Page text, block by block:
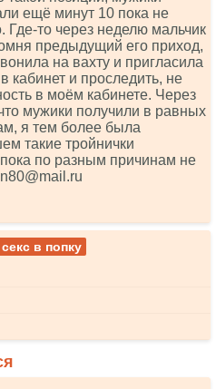
ещё минут 10 пока не
то через неделю мальчик
предыдущий его приход,
на вахту и пригласила
кабинет и проследить, не
в моём кабинете. Через
мужики получили в равных
я тем более была
такие тройнички
по разным причинам не
в попку